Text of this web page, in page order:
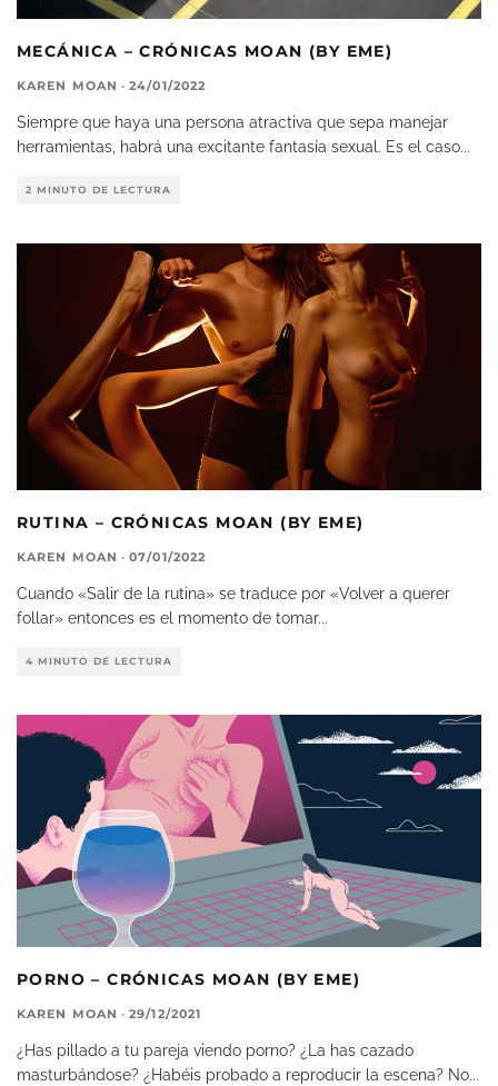
MECÁNICA – CRÓNICAS MOAN (BY EME)
KAREN MOAN · 24/01/2022
Siempre que haya una persona atractiva que sepa manejar
herramientas, habrá una excitante fantasía sexual. Es el caso...
2 MINUTO DE LECTURA
RUTINA – CRÓNICAS MOAN (BY EME)
KAREN MOAN · 07/01/2022
Cuando «Salir de la rutina» se traduce por «Volver a querer
follar» entonces es el momento de tomar...
4 MINUTO DE LECTURA
PORNO – CRÓNICAS MOAN (BY EME)
KAREN MOAN · 29/12/2021
¿Has pillado a tu pareja viendo porno? ¿La has cazado
masturbándose? ¿Habéis probado a reproducir la escena? No...